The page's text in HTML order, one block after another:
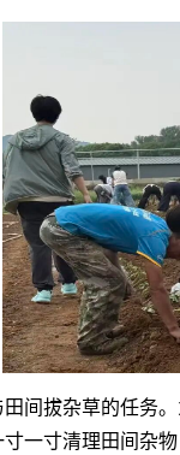
间拔杂草的任务
一寸清理田间杂